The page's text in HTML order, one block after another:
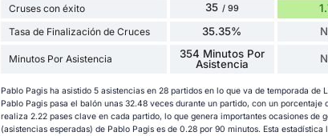
Cruses con éxito 35 / 99
Tasa de Finalización de Cruces 35.35%
Minutos Por Asistencia
354 Minutos Por
Asistencia
Pablo Pagis ha asistido 5 asistencias en 28 partidos en lo que va de temporada de
Pablo Pagis pasa el balón unas 32.48 veces durante un partido, con un porcentaje
realiza 2.22 pases clave en cada partido, lo que genera importantes ocasiones de
(asistencias esperadas) de Pablo Pagis es de 0.28 por 90 minutos. Esta